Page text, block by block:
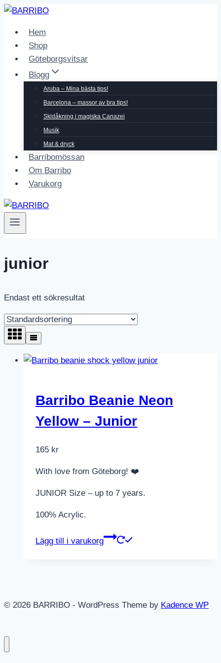
Skip
contentHem
Shop
Göteborgsvitsar
Blogg
Aruba – Mina bästa tips!
Barcelona – massor av bra tips!
Skidåkning i magiska Canazei
Musik
Mat & dryck
Barribomössan
Om Barribo
Varukorg
junior
Endast ett sökresultat
Barribo Beanie Neon
Yellow – Junior
165 kr
With love from Göteborg! ❤️
JUNIOR Size – up to 7 years.
100% Acrylic.
Lägg till i varukorg
© 2026 BARRIBO - WordPress Theme by Kadence WP